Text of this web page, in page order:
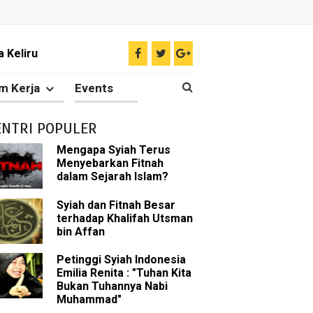
Keliru
tentang Ahlul Bait
Sahabat
Ilmu Ghaib?
Nabi Pengkhianat?
Nabi
Sunni
Kerja Events
POPULER
Mengapa Syiah Terus
Menyebarkan Fitnah
dalam Sejarah Islam?
Syiah dan Fitnah Besar
terhadap Khalifah Utsman
bin Affan
Petinggi Syiah Indonesia
Emilia Renita : "Tuhan Kita
Bukan Tuhannya Nabi
Muhammad"